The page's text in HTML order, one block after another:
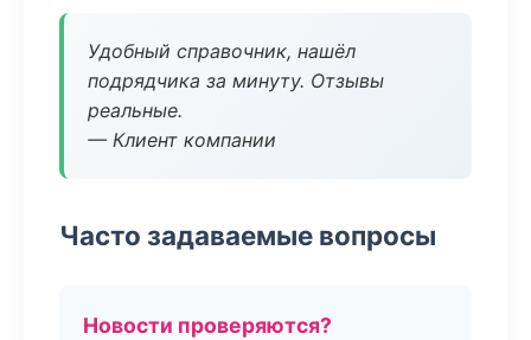
Удобный справочник, нашёл
подрядчика за минуту. Отзывы
реальные.
— Клиент компании
Часто задаваемые вопросы
Новости проверяются?